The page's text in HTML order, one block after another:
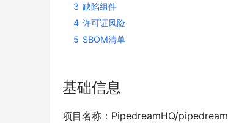
3 缺陷组件
4 许可证风险
5 SBOM清单
基础信息
项目名称：PipedreamHQ/pipedream